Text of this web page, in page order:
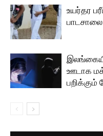
உயர்தர
ஊடாக
பறிக்கும்